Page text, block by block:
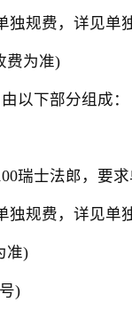
规费，详见单独
为准)
下部分组成：
士法郎，要求
规费，详见单独
准)
)